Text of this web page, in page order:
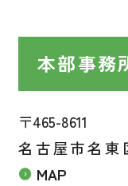
本部事務
〒465-8611
名古屋市名東
MAP